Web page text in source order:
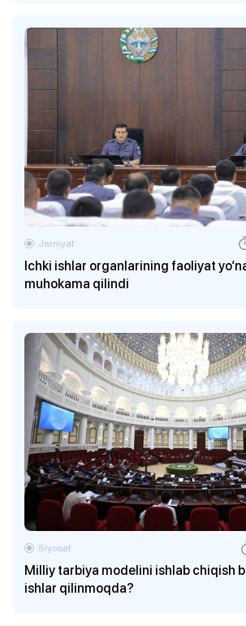
Ichki ishlar organlarining faoliyat
muhokama qilindi
Jamiyat
Milliy tarbiya modelini ishlab chiqish
ishlar qilinmoqda?
Siyosat